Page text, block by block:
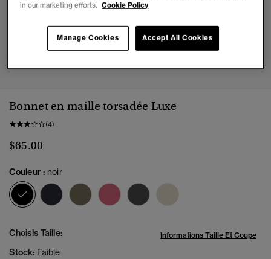
Bonnet en maille torsadée Luxe
(4)
$65.00
Couleur : noir
sélectionné
Choisis Taille: Informations Taille Et Coupe
Stock: Faible
in our marketing efforts. Cookie Policy
Accept All Cookies
Manage Cookies